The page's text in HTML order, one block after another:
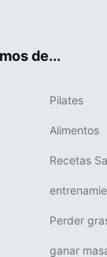
de...
Pilates
Alimentos
Recetas
Perder
ganar